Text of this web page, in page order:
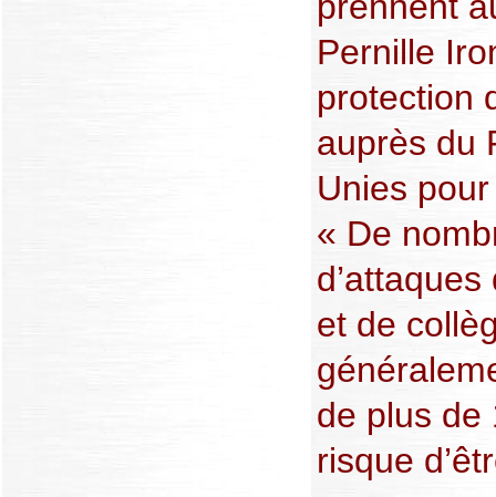
Pernille
protection
auprès du
Unies
« De
et de
de plus de
risque